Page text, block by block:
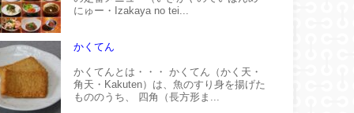
にゅー・Izakaya no tei...
かくてん
かくてんとは・・・ かくてん（かく天・
角天・Kakuten）は、魚のすり身を揚げた
もののうち、 四角（長方形ま...